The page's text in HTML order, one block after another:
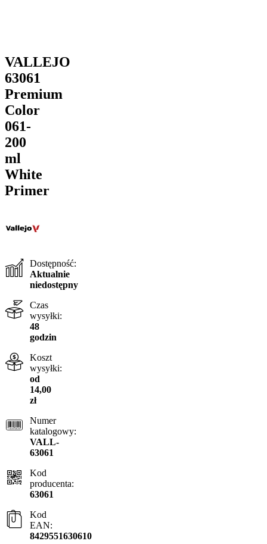
VALLEJO
63061
Premium
Color
061-
200
ml
White
Primer
Dostępność:
Aktualnie
niedostępny
Czas
wysyłki:
48
godzin
Koszt
wysyłki:
od
14,00
zł
Numer
katalogowy:
VALL-
63061
Kod
producenta:
63061
Kod
EAN:
8429551630610